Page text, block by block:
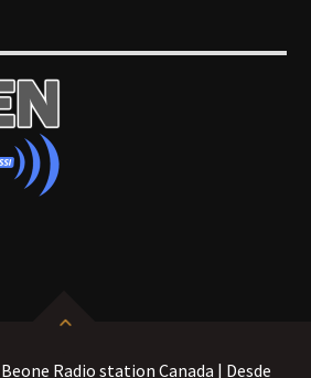
Radio station Canada | Desde